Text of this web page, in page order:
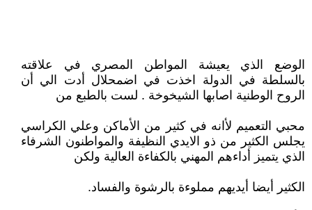
الوضع الذي يعيشة المواطن المصري في علاقته
بالسلطة في الدولة اخذت في اضمحلال أدت الي أن
الروح الوطنية اصابها الشيخوخة . لست بالطبع من
محبي التعميم لأانه في كثير من الأماكن وعلي الكراسي
يجلس الكثير من ذو الايدي النظيفة والمواطنون الشرفاء
الذي يتميز أداءهم المهني بالكفاءة العالية ولكن
الكثير أيضا أيديهم مملوءة بالرشوة والفساد.